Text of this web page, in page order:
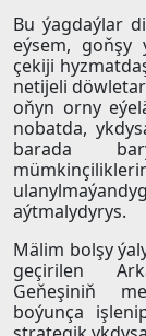
Bu ýagdaýlar
eýsem,
çekiji
netijeli
oňyn orny
nobatda,
barada
aýtmalydyrys.
Mälim bolşy
geçirilen
Geňeşiniň
boýunça